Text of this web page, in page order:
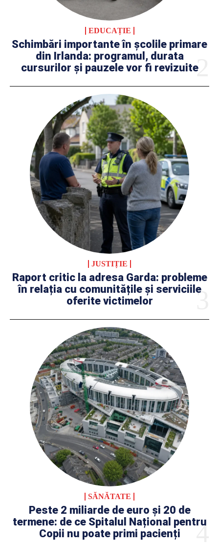
EDUCAȚIE
Schimbări importante în școlile primare
din Irlanda: programul, durata
cursurilor și pauzele vor fi revizuite
JUSTIȚIE
Raport critic la adresa Garda: probleme
în relația cu comunitățile și serviciile
oferite victimelor
SĂNĂTATE
Peste 2 miliarde de euro și 20 de
termene: de ce Spitalul Național pentru
Copii nu poate primi pacienți